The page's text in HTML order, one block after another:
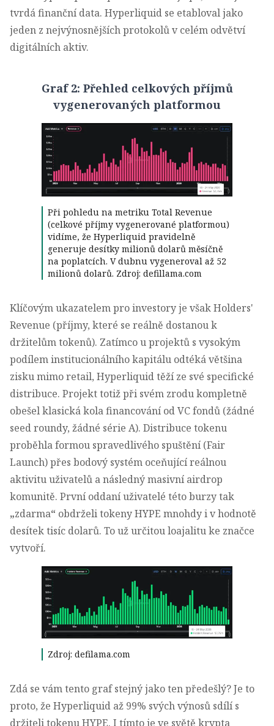
tvrdá finanční data. Hyperliquid se etabloval jako
jeden z nejvýnosnějších protokolů v celém odvětví
digitálních aktiv.
Graf 2: Přehled celkových příjmů
vygenerovaných platformou
Při pohledu na metriku Total Revenue
(celkové příjmy vygenerované platformou)
vidíme, že Hyperliquid pravidelně
generuje desítky milionů dolarů měsíčně
na poplatcích. V dubnu vygeneroval až 52
milionů dolarů. Zdroj: defillama.com
Klíčovým ukazatelem pro investory je však Holders'
Revenue (příjmy, které se reálně dostanou k
držitelům tokenů). Zatímco u projektů s vysokým
podílem institucionálního kapitálu odtéká většina
zisku mimo retail, Hyperliquid těží ze své specifické
distribuce. Projekt totiž při svém zrodu kompletně
obešel klasická kola financování od VC fondů (žádné
seed roundy, žádné série A). Distribuce tokenu
proběhla formou spravedlivého spuštění (Fair
Launch) přes bodový systém oceňující reálnou
aktivitu uživatelů a následný masivní airdrop
komunitě. První oddaní uživatelé této burzy tak
„zdarma“ obdrželi tokeny HYPE mnohdy i v hodnotě
desítek tisíc dolarů. To už určitou loajalitu ke značce
vytvoří.
Zdroj: defilama.com
Zdá se vám tento graf stejný jako ten předešlý? Je to
proto, že Hyperliquid až 99% svých výnosů sdílí s
držiteli tokenu HYPE. I tímto je ve světě krypta